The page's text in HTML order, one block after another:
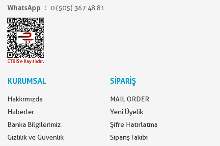
WhatsApp
0 (505) 367 48 81
KURUMSAL
Hakkımızda
Haberler
Banka Bilgilerimiz
Gizlilik ve Güvenlik
SİPARİŞ
MAIL ORDER
Yeni Üyelik
Şifre Hatırlatma
Sipariş Takibi